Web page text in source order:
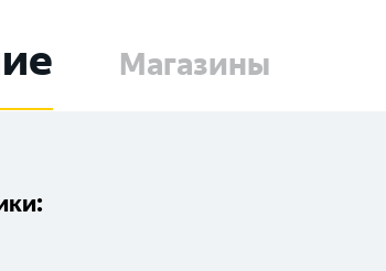
Магазины